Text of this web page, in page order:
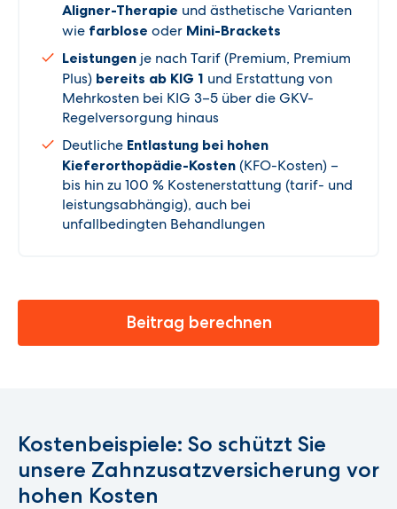
Aligner-Therapie und ästhetische Varianten
wie farblose oder Mini-Brackets
Leistungen je nach Tarif (Premium, Premium
Plus) bereits ab KIG 1 und Erstattung von
Mehrkosten bei KIG 3–5 über die GKV-
Regelversorgung hinaus
Deutliche Entlastung bei hohen
Kieferorthopädie-Kosten (KFO-Kosten) –
bis hin zu 100 % Kostenerstattung (tarif- und
leistungsabhängig), auch bei
unfallbedingten Behandlungen
Beitrag berechnen
Kostenbeispiele: So schützt Sie
unsere Zahnzusatzversicherung vor
hohen Kosten